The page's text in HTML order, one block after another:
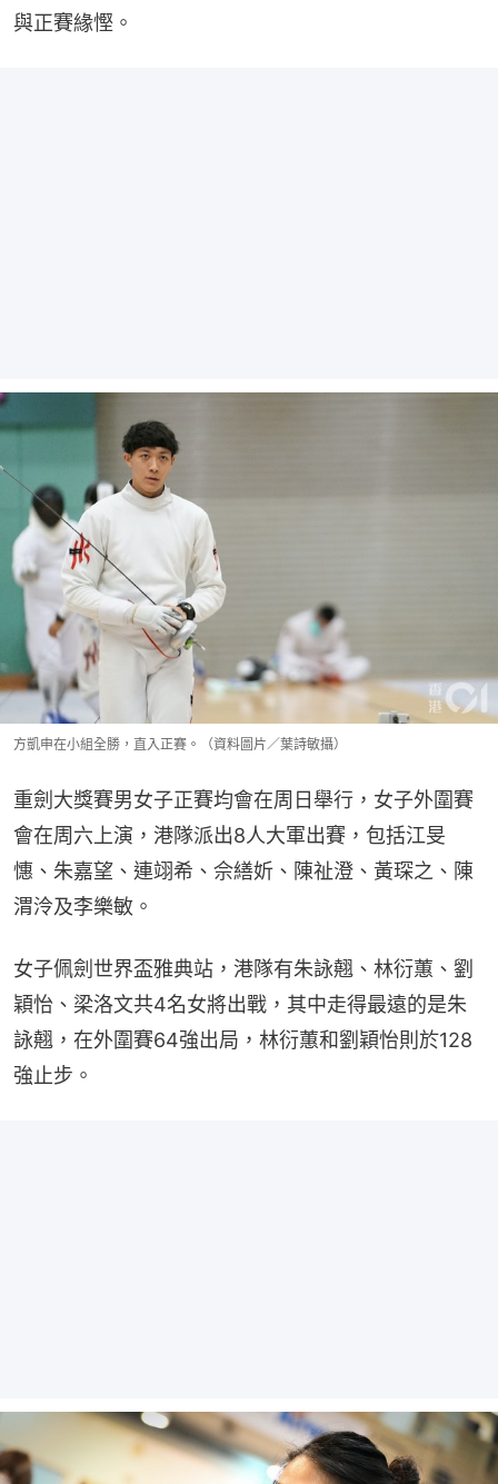
與正賽緣慳。
方凱申在小組全勝，直入正賽。（資料圖片／葉詩敏攝）
重劍大獎賽男女子正賽均會在周日舉行，女子外圍賽
會在周六上演，港隊派出8人大軍出賽，包括江旻
憓、朱嘉望、連翊希、佘繕妡、陳祉澄、黃琛之、陳
渭泠及李樂敏。
女子佩劍世界盃雅典站，港隊有朱詠翹、林衍蕙、劉
穎怡、梁洛文共4名女將出戰，其中走得最遠的是朱
詠翹，在外圍賽64強出局，林衍蕙和劉穎怡則於128
強止步。